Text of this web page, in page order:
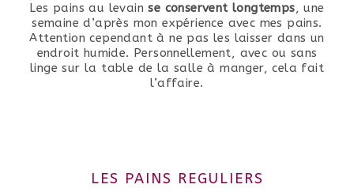
Les pains au levainse conservent longtemps, une
semaine d’après mon expérience avec mes pains.
Attention cependant à ne pas les laisser dans un
endroit humide. Personnellement, avec ou sans
linge sur la table de la salle à manger, cela fait
l’affaire.
LES PAINS REGULIERS